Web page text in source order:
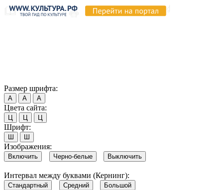
Размер шрифта:
А А А
Цвета сайта:
Ц Ц Ц
Шрифт:
Ш Ш
Изображения:
Включить Черно-белые Выключить
Интервал между буквами (Кернинг):
Стандартный Средний Большой